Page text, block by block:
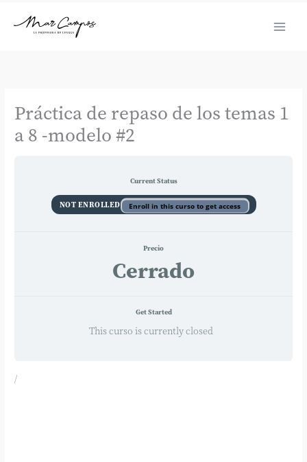
Práctica de repaso de los temas 1
a 8 -modelo #2
Current Status
NOT ENROLLED Enroll in this curso to get access
Precio
Cerrado
Get Started
This curso is currently closed
/